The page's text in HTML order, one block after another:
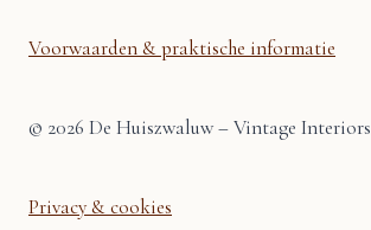
Voorwaarden & praktische informatie
© 2026 De Huiszwaluw – Vintage Interiors
Privacy & cookies